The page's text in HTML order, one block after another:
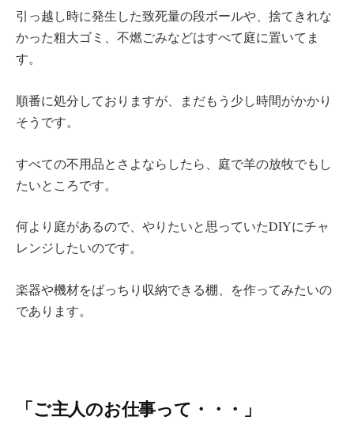
引っ越し時に発生した致死量の段ボールや、捨てきれな
かった粗大ゴミ、不燃ごみなどはすべて庭に置いてま
す。
順番に処分しておりますが、まだもう少し時間がかかり
そうです。
すべての不用品とさよならしたら、庭で羊の放牧でもし
たいところです。
何より庭があるので、やりたいと思っていたDIYにチャ
レンジしたいのです。
楽器や機材をばっちり収納できる棚、を作ってみたいの
であります。
「ご主人のお仕事って・・・」